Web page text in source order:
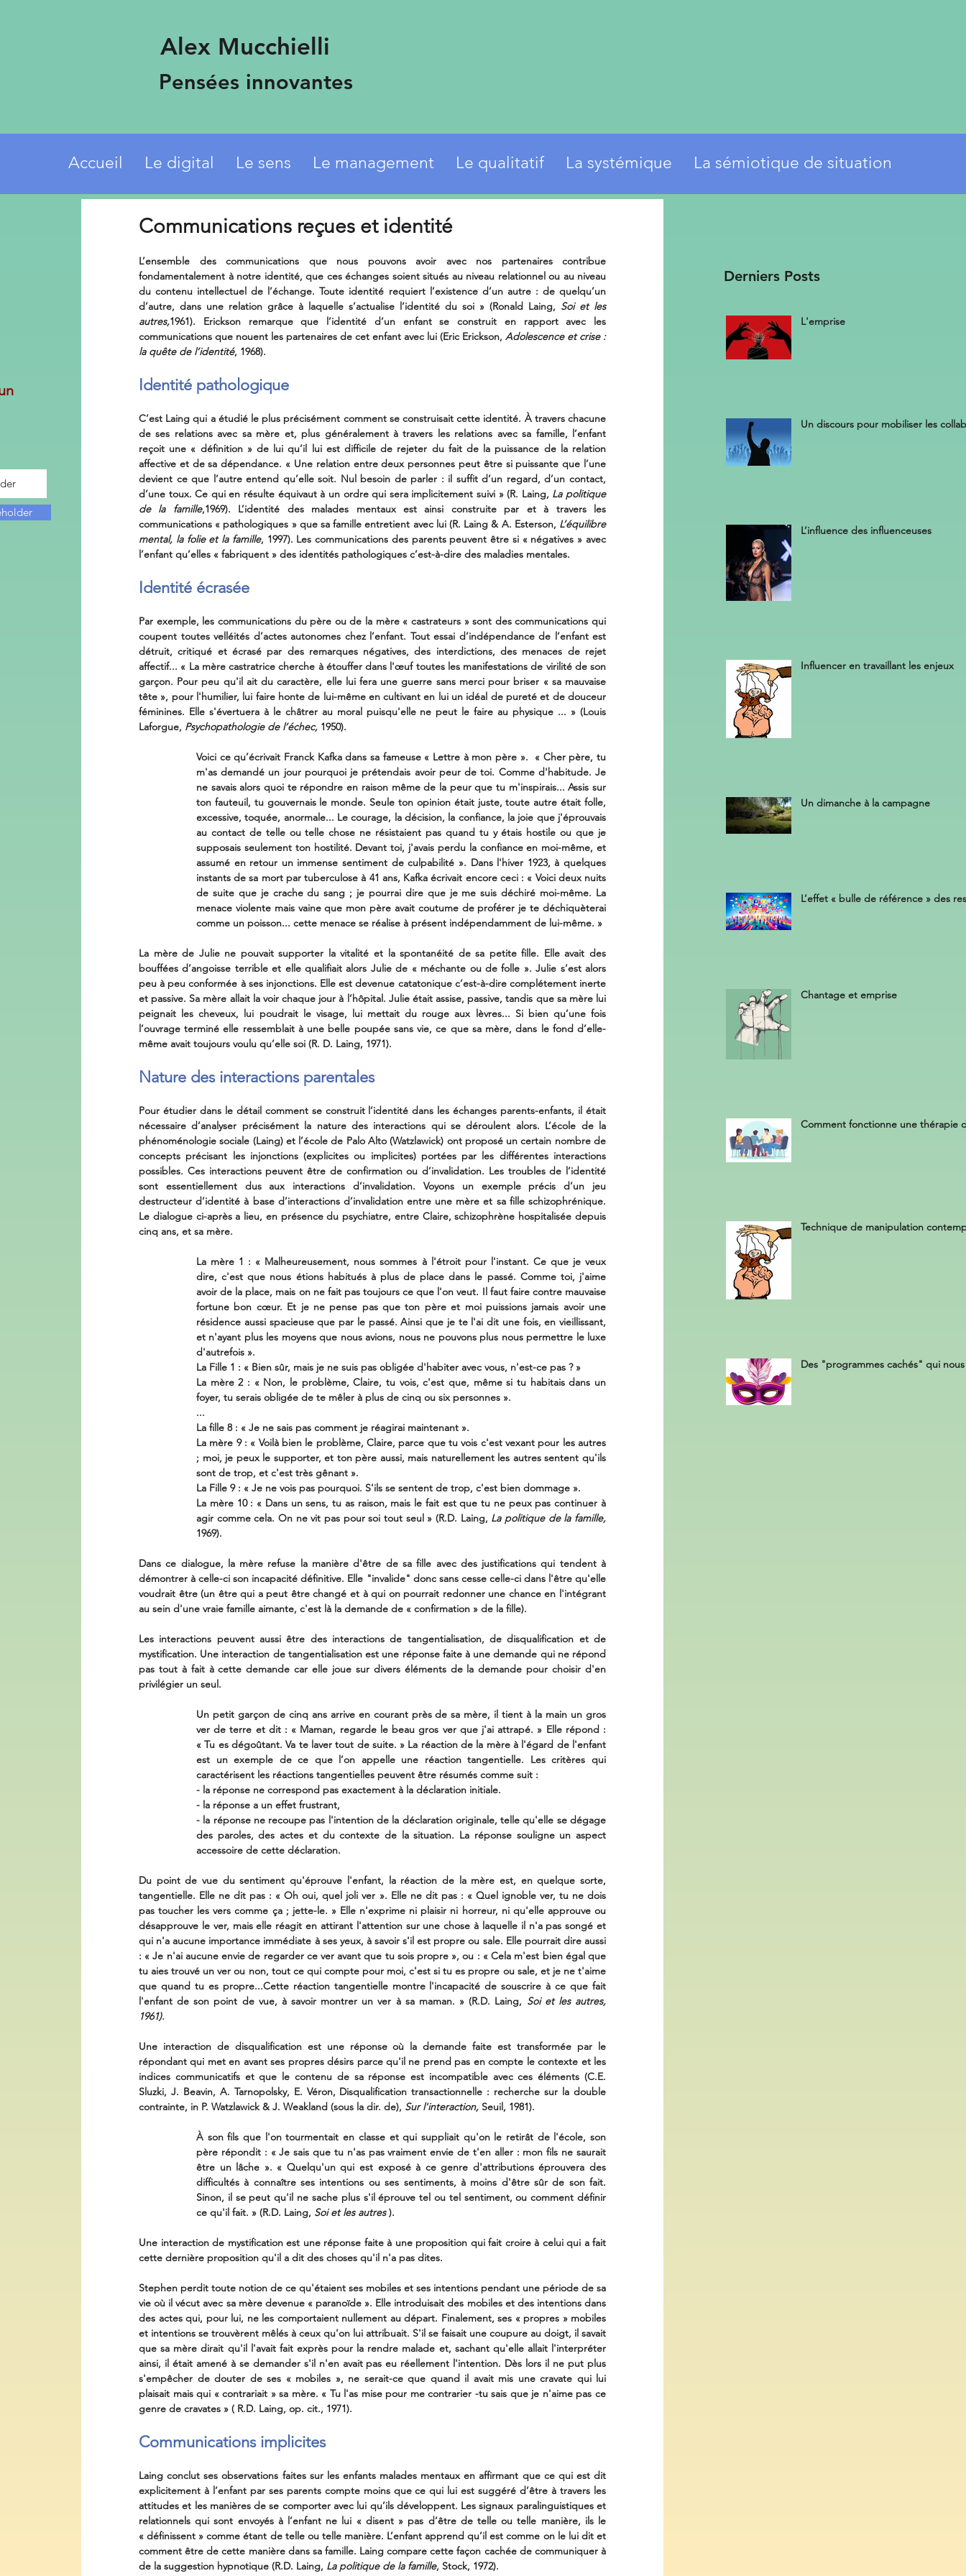
Alex Mucchielli
Pensées innovantes
Accueil Le digital Le sens Le management Le qualitatif La systémique La sémiotique de situation
Communications reçues et identité
L’ensemble des communications que nous pouvons avoir avec nos partenaires contribue
fondamentalement à notre identité, que ces échanges soient situés au niveau relationnel ou au niveau
du contenu intellectuel de l’échange. Toute identité requiert l’existence d’un autre : de quelqu’un
d’autre, dans une relation grâce à laquelle s’actualise l’identité du soi » (Ronald Laing, Soi et les
autres,1961). Erickson remarque que l’identité d’un enfant se construit en rapport avec les
communications que nouent les partenaires de cet enfant avec lui (Eric Erickson, Adolescence et crise :
la quête de l’identité, 1968).
Identité pathologique
C’est Laing qui a étudié le plus précisément comment se construisait cette identité. À travers chacune
de ses relations avec sa mère et, plus généralement à travers les relations avec sa famille, l’enfant
reçoit une « définition » de lui qu’il lui est difficile de rejeter du fait de la puissance de la relation
affective et de sa dépendance. « Une relation entre deux personnes peut être si puissante que l’une
devient ce que l’autre entend qu’elle soit. Nul besoin de parler : il suffit d’un regard, d’un contact,
d’une toux. Ce qui en résulte équivaut à un ordre qui sera implicitement suivi » (R. Laing, La politique
de la famille,1969). L’identité des malades mentaux est ainsi construite par et à travers les
communications « pathologiques » que sa famille entretient avec lui (R. Laing & A. Esterson, L’équilibre
mental, la folie et la famille, 1997). Les communications des parents peuvent être si « négatives » avec
l’enfant qu’elles « fabriquent » des identités pathologiques c’est-à-dire des maladies mentales.
Identité écrasée
Par exemple, les communications du père ou de la mère « castrateurs » sont des communications qui
coupent toutes velléités d’actes autonomes chez l’enfant. Tout essai d’indépendance de l’enfant est
détruit, critiqué et écrasé par des remarques négatives, des interdictions, des menaces de rejet
affectif... « La mère castratrice cherche à étouffer dans l'œuf toutes les manifestations de virilité de son
garçon. Pour peu qu'il ait du caractère, elle lui fera une guerre sans merci pour briser « sa mauvaise
tête », pour l'humilier, lui faire honte de lui-même en cultivant en lui un idéal de pureté et de douceur
féminines. Elle s'évertuera à le châtrer au moral puisqu'elle ne peut le faire au physique ... » (Louis
Laforgue, Psychopathologie de l’échec, 1950).
Voici ce qu’écrivait Franck Kafka dans sa fameuse « Lettre à mon père ».  « Cher père, tu
m'as demandé un jour pourquoi je prétendais avoir peur de toi. Comme d'habitude. Je
ne savais alors quoi te répondre en raison même de la peur que tu m'inspirais... Assis sur
ton fauteuil, tu gouvernais le monde. Seule ton opinion était juste, toute autre était folle,
excessive, toquée, anormale... Le courage, la décision, la confiance, la joie que j'éprouvais
au contact de telle ou telle chose ne résistaient pas quand tu y étais hostile ou que je
supposais seulement ton hostilité. Devant toi, j'avais perdu la confiance en moi-même, et
assumé en retour un immense sentiment de culpabilité ». Dans l'hiver 1923, à quelques
instants de sa mort par tuberculose à 41 ans, Kafka écrivait encore ceci : « Voici deux nuits
de suite que je crache du sang ; je pourrai dire que je me suis déchiré moi-même. La
menace violente mais vaine que mon père avait coutume de proférer je te déchiquèterai
comme un poisson... cette menace se réalise à présent indépendamment de lui-même. »
La mère de Julie ne pouvait supporter la vitalité et la spontanéité de sa petite fille. Elle avait des
bouffées d’angoisse terrible et elle qualifiait alors Julie de « méchante ou de folle ». Julie s’est alors
peu à peu conformée à ses injonctions. Elle est devenue catatonique c’est-à-dire complétement inerte
et passive. Sa mère allait la voir chaque jour à l’hôpital. Julie était assise, passive, tandis que sa mère lui
peignait les cheveux, lui poudrait le visage, lui mettait du rouge aux lèvres... Si bien qu’une fois
l’ouvrage terminé elle ressemblait à une belle poupée sans vie, ce que sa mère, dans le fond d’elle-
même avait toujours voulu qu’elle soi (R. D. Laing, 1971).
Nature des interactions parentales
Pour étudier dans le détail comment se construit l’identité dans les échanges parents-enfants, il était
nécessaire d’analyser précisément la nature des interactions qui se déroulent alors. L’école de la
phénoménologie sociale (Laing) et l’école de Palo Alto (Watzlawick) ont proposé un certain nombre de
concepts précisant les injonctions (explicites ou implicites) portées par les différentes interactions
possibles. Ces interactions peuvent être de confirmation ou d’invalidation. Les troubles de l’identité
sont essentiellement dus aux interactions d’invalidation. Voyons un exemple précis d’un jeu
destructeur d’identité à base d’interactions d’invalidation entre une mère et sa fille schizophrénique.
Le dialogue ci-après a lieu, en présence du psychiatre, entre Claire, schizophrène hospitalisée depuis
cinq ans, et sa mère.
La mère 1 : « Malheureusement, nous sommes à l'étroit pour l'instant. Ce que je veux
dire, c'est que nous étions habitués à plus de place dans le passé. Comme toi, j'aime
avoir de la place, mais on ne fait pas toujours ce que l'on veut. Il faut faire contre mauvaise
fortune bon cœur. Et je ne pense pas que ton père et moi puissions jamais avoir une
résidence aussi spacieuse que par le passé. Ainsi que je te l'ai dit une fois, en vieillissant,
et n'ayant plus les moyens que nous avions, nous ne pouvons plus nous permettre le luxe
d'autrefois ».
La Fille 1 : « Bien sûr, mais je ne suis pas obligée d'habiter avec vous, n'est-ce pas ? »
La mère 2 : « Non, le problème, Claire, tu vois, c'est que, même si tu habitais dans un
foyer, tu serais obligée de te mêler à plus de cinq ou six personnes ».
...
La fille 8 : « Je ne sais pas comment je réagirai maintenant ».
La mère 9 : « Voilà bien le problème, Claire, parce que tu vois c'est vexant pour les autres
; moi, je peux le supporter, et ton père aussi, mais naturellement les autres sentent qu'ils
sont de trop, et c'est très gênant ».
La Fille 9 : « Je ne vois pas pourquoi. S'ils se sentent de trop, c'est bien dommage ».
La mère 10 : « Dans un sens, tu as raison, mais le fait est que tu ne peux pas continuer à
agir comme cela. On ne vit pas pour soi tout seul » (R.D. Laing,
1969).
Dans ce dialogue, la mère refuse la manière d'être de sa fille avec des justifications qui tendent à
démontrer à celle-ci son incapacité définitive. Elle "invalide" donc sans cesse celle-ci dans l'être qu'elle
voudrait être (un être qui a peut être changé et à qui on pourrait redonner une chance en l'intégrant
au sein d'une vraie famille aimante, c'est là la demande de « confirmation » de la fille).
Les interactions peuvent aussi être des interactions de tangentialisation, de disqualification et de
mystification. Une interaction de tangentialisation est une réponse faite à une demande qui ne répond
pas tout à fait à cette demande car elle joue sur divers éléments de la demande pour choisir d'en
privilégier un seul.
Un petit garçon de cinq ans arrive en courant près de sa mère, il tient à la main un gros
ver de terre et dit : « Maman, regarde le beau gros ver que j'ai attrapé. » Elle répond :
« Tu es dégoûtant. Va te laver tout de suite. » La réaction de la mère à l'égard de l'enfant
est un exemple de ce que l’on appelle une réaction tangentielle. Les critères qui
caractérisent les réactions tangentielles peuvent être résumés comme suit :
- la réponse ne correspond pas exactement à la déclaration initiale.
- la réponse a un effet frustrant,
- la réponse ne recoupe pas l'intention de la déclaration originale, telle qu'elle se dégage
des paroles, des actes et du contexte de la situation. La réponse souligne un aspect
accessoire de cette déclaration.
Du point de vue du sentiment qu'éprouve l'enfant, la réaction de la mère est, en quelque sorte,
tangentielle. Elle ne dit pas : « Oh oui, quel joli ver ». Elle ne dit pas : « Quel ignoble ver, tu ne dois
pas toucher les vers comme ça ; jette-le. » Elle n'exprime ni plaisir ni horreur, ni qu'elle approuve ou
désapprouve le ver, mais elle réagit en attirant l'attention sur une chose à laquelle il n'a pas songé et
qui n'a aucune importance immédiate à ses yeux, à savoir s'il est propre ou sale. Elle pourrait dire aussi
: « Je n'ai aucune envie de regarder ce ver avant que tu sois propre », ou : « Cela m'est bien égal que
tu aies trouvé un ver ou non, tout ce qui compte pour moi, c'est si tu es propre ou sale, et je ne t'aime
que quand tu es propre...Cette réaction tangentielle montre l'incapacité de souscrire à ce que fait
l'enfant de son point de vue, à savoir montrer un ver à sa maman. » (R.D. Laing, Soi et les autres,
1961).
Une interaction de disqualification est une réponse où la demande faite est transformée par le
répondant qui met en avant ses propres désirs parce qu'il ne prend pas en compte le contexte et les
indices communicatifs et que le contenu de sa réponse est incompatible avec ces éléments (C.E.
Sluzki, J. Beavin, A. Tarnopolsky, E. Véron, Disqualification transactionnelle : recherche sur la double
contrainte, in P. Watzlawick & J. Weakland (sous la dir. de), Sur l'interaction, Seuil, 1981).
À son fils que l'on tourmentait en classe et qui suppliait qu'on le retirât de l'école, son
père répondit : « Je sais que tu n'as pas vraiment envie de t'en aller : mon fils ne saurait
être un lâche ». « Quelqu'un qui est exposé à ce genre d'attributions éprouvera des
difficultés à connaître ses intentions ou ses sentiments, à moins d'être sûr de son fait.
Sinon, il se peut qu'il ne sache plus s'il éprouve tel ou tel sentiment, ou comment définir
ce qu'il fait. » (R.D. Laing, Soi et les autres ).
Une interaction de mystification est une réponse faite à une proposition qui fait croire à celui qui a fait
cette dernière proposition qu'il a dit des choses qu'il n'a pas dites.
Stephen perdit toute notion de ce qu'étaient ses mobiles et ses intentions pendant une période de sa
vie où il vécut avec sa mère devenue « paranoïde ». Elle introduisait des mobiles et des intentions dans
des actes qui, pour lui, ne les comportaient nullement au départ. Finalement, ses « propres » mobiles
et intentions se trouvèrent mêlés à ceux qu'on lui attribuait. S'il se faisait une coupure au doigt, il savait
que sa mère dirait qu'il l'avait fait exprès pour la rendre malade et, sachant qu'elle allait l'interpréter
ainsi, il était amené à se demander s'il n'en avait pas eu réellement l'intention. Dès lors il ne put plus
s'empêcher de douter de ses « mobiles », ne serait-ce que quand il avait mis une cravate qui lui
plaisait mais qui « contrariait » sa mère. « Tu l'as mise pour me contrarier -tu sais que je n'aime pas ce
genre de cravates » ( R.D. Laing, op. cit., 1971).
Communications implicites
Laing conclut ses observations faites sur les enfants malades mentaux en affirmant que ce qui est dit
explicitement à l’enfant par ses parents compte moins que ce qui lui est suggéré d’être à travers les
attitudes et les manières de se comporter avec lui qu’ils développent. Les signaux paralinguistiques et
relationnels qui sont envoyés à l’enfant ne lui « disent » pas d’être de telle ou telle manière, ils le
« définissent » comme étant de telle ou telle manière. L’enfant apprend qu’il est comme on le lui dit et
comment être de cette manière dans sa famille. Laing compare cette façon cachée de communiquer à
de la suggestion hypnotique (R.D. Laing, La politique de la famille, Stock, 1972).
Derniers Posts
L'emprise
Un discours pour mobiliser les
L’influence des influenceuses
Influencer en travaillant les enjeux
Un dimanche à la campagne
L’effet « bulle de référence » des
Chantage et emprise
Comment fonctionne une thérapie
Technique de manipulation
Des "programmes cachés" qui